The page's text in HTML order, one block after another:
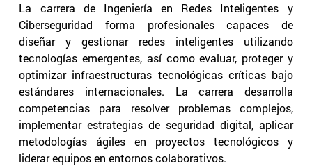
La carrera de Ingeniería en Redes Inteligentes y
Ciberseguridad forma profesionales capaces de
diseñar y gestionar redes inteligentes utilizando
tecnologías emergentes, así como evaluar, proteger y
optimizar infraestructuras tecnológicas críticas bajo
estándares internacionales. La carrera desarrolla
competencias para resolver problemas complejos,
implementar estrategias de seguridad digital, aplicar
metodologías ágiles en proyectos tecnológicos y
liderar equipos en entornos colaborativos.